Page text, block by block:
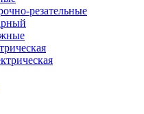
резательные